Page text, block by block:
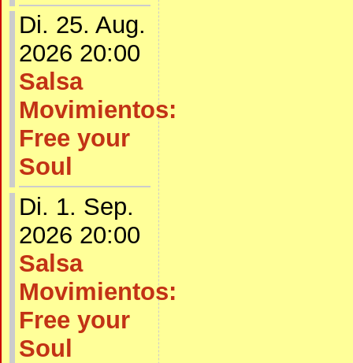
Di. 25. Aug.
2026 20:00
Salsa
Movimientos:
Free your
Soul
Di. 1. Sep.
2026 20:00
Salsa
Movimientos:
Free your
Soul